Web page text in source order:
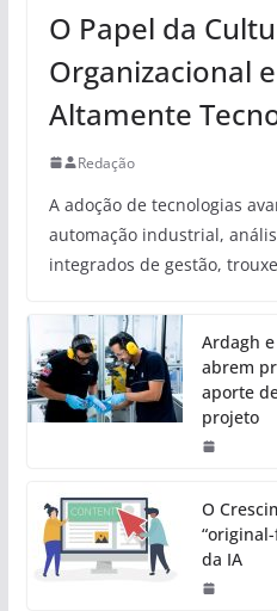
O Papel da
Organizacional
Altamente
Redação
A adoção de tecnologias
automação industrial,
integrados de gestão,
Ardagh e
abrem
aporte
projeto
O
da IA